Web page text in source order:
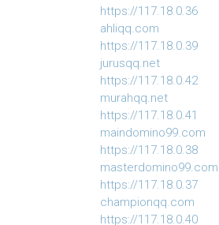
https://117.18.0.36
ahliqq.com
https://117.18.0.39
jurusqq.net
https://117.18.0.42
murahqq.net
https://117.18.0.41
maindomino99.com
https://117.18.0.38
masterdomino99.com
https://117.18.0.37
championqq.com
https://117.18.0.40